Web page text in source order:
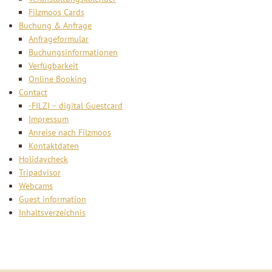
Filzmoos Cards
Buchung & Anfrage
Anfrageformular
Buchungsinformationen
Verfügbarkeit
Online Booking
Contact
-FILZI – digital Guestcard
Impressum
Anreise nach Filzmoos
Kontaktdaten
Holidaycheck
Tripadvisor
Webcams
Guest information
Inhaltsverzeichnis